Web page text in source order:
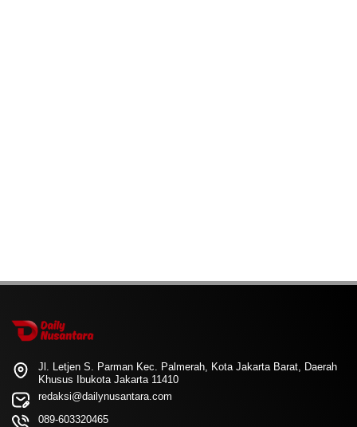
Jl. Letjen S. Parman Kec. Palmerah, Kota Jakarta Barat, Daerah
Khusus Ibukota Jakarta 11410
redaksi@dailynusantara.com
089-603320465